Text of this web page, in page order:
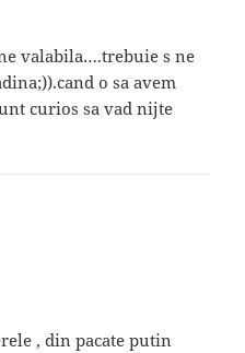
valabila….trebuie s ne
o sa avem
curios sa vad nijte
, din pacate putin